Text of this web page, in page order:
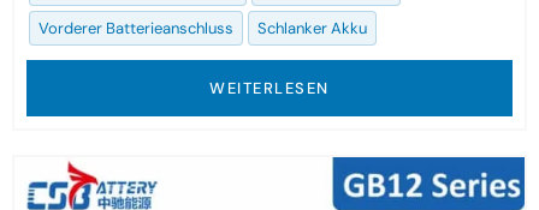
Vorderer Batterieanschluss
Schlanker Akku
WEITERLESEN